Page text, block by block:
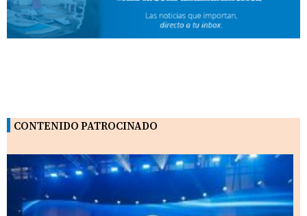
CONTENIDO PATROCINADO